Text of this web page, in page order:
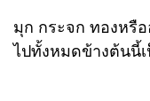
มุก กระจก ทองหรื
ไปทั้งหมดข้างต้นนี้เ